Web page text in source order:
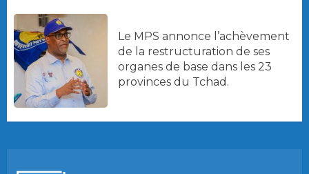
Le MPS annonce l’achèvement
de la restructuration de ses
organes de base dans les 23
provinces du Tchad.